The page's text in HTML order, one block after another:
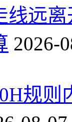
线远
2026-
规